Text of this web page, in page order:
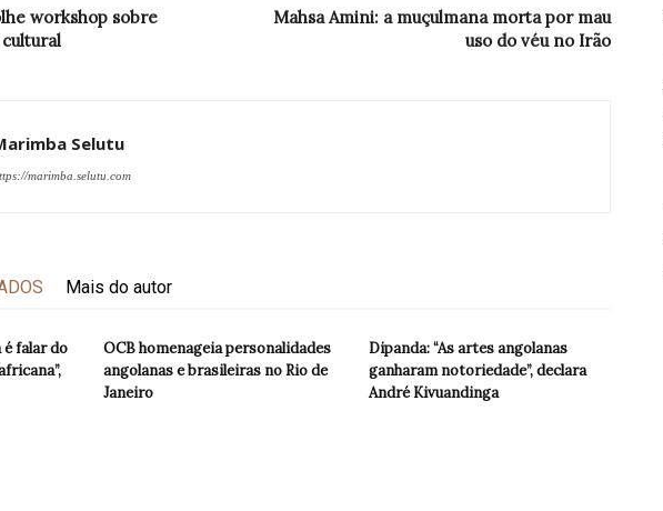
workshop sobre
Mahsa Amini: a muçulmana morta por mau
uso do véu no Irão
Selutu
marimba.selutu.com
Mais do autor
é falar do
OCB homenageia personalidades
angolanas e brasileiras no Rio de
Janeiro
Dipanda: “As artes angolanas
ganharam notoriedade”, declara
André Kivuandinga